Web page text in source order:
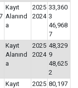
Kayıt
Alanınd
a
2025
2024
33,360
3
46,968
7
Kayıt
Alanınd
a
2025
2024
48,329
9
48,625
2
Kayıt
2025 80,197